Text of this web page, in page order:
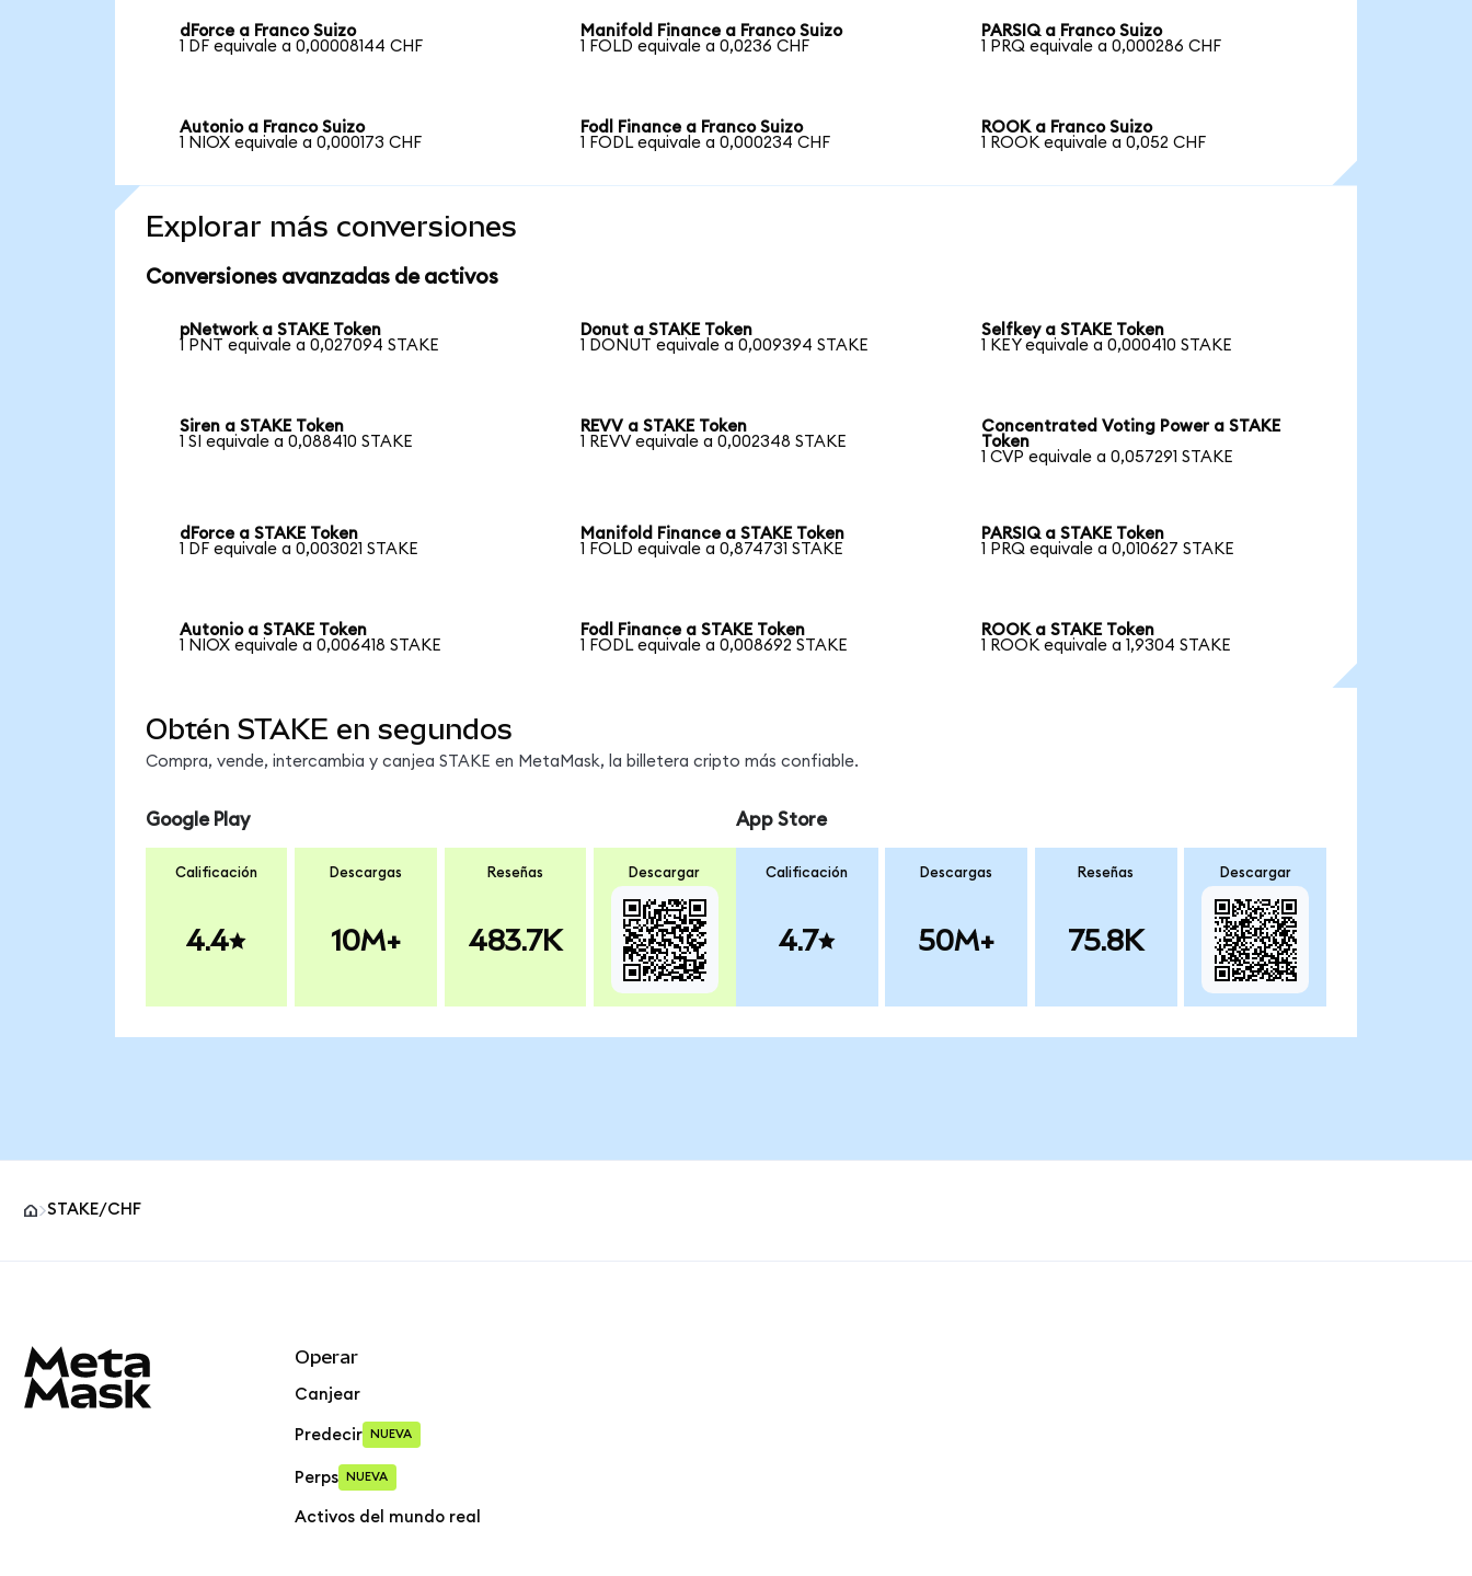
dForce a Franco Suizo
1 DF equivale a 0,00008144 CHF
Manifold Finance a Franco Suizo
1 FOLD equivale a 0,0236 CHF
PARSIQ a Franco Suizo
1 PRQ equivale a 0,000286 CHF
Autonio a Franco Suizo
1 NIOX equivale a 0,000173 CHF
Fodl Finance a Franco Suizo
1 FODL equivale a 0,000234 CHF
ROOK a Franco Suizo
1 ROOK equivale a 0,052 CHF
Explorar más conversiones
Conversiones avanzadas de activos
pNetwork a STAKE Token
1 PNT equivale a 0,027094 STAKE
Donut a STAKE Token
1 DONUT equivale a 0,009394 STAKE
Selfkey a STAKE Token
1 KEY equivale a 0,000410 STAKE
Siren a STAKE Token
1 SI equivale a 0,088410 STAKE
REVV a STAKE Token
1 REVV equivale a 0,002348 STAKE
Concentrated Voting Power a STAKE
Token
1 CVP equivale a 0,057291 STAKE
dForce a STAKE Token
1 DF equivale a 0,003021 STAKE
Manifold Finance a STAKE Token
1 FOLD equivale a 0,874731 STAKE
PARSIQ a STAKE Token
1 PRQ equivale a 0,010627 STAKE
Autonio a STAKE Token
1 NIOX equivale a 0,006418 STAKE
Fodl Finance a STAKE Token
1 FODL equivale a 0,008692 STAKE
ROOK a STAKE Token
1 ROOK equivale a 1,9304 STAKE
Obtén STAKE en segundos
Compra, vende, intercambia y canjea STAKE en MetaMask, la billetera cripto más confiable.
Google Play
Calificación
4.4
Descargas
10M+
Reseñas
483.7K
Descargar
App Store
Calificación
4.7
Descargas
50M+
Reseñas
75.8K
Descargar
STAKE/CHF
Operar
Canjear
Predecir NUEVA
Perps NUEVA
Activos del mundo real